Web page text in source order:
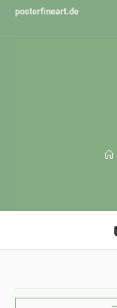
Zumposterfineart.de